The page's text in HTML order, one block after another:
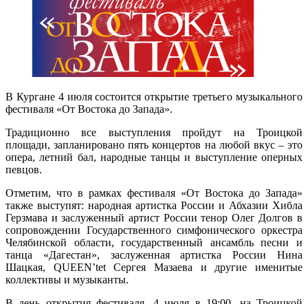
В Кургане 4 июля состоится открытие третьего музыкального
фестиваля «От Востока до Запада».
Традиционно все выступления пройдут на Троицкой
площади, запланировано пять концертов на любой вкус – это
опера, летний бал, народные танцы и выступление оперных
певцов.
Отметим, что в рамках фестиваля «От Востока до Запада»
также выступят: народная артистка России и Абхазии Хибла
Герзмава и заслуженный артист России тенор Олег Долгов в
сопровождении Государственного симфонического оркестра
Челябинской области, государственный ансамбль песни и
танца «Дагестан», заслуженная артистка России Нина
Шацкая, QUEEN’tet Сергея Мазаева и другие именитые
коллективы и музыканты.